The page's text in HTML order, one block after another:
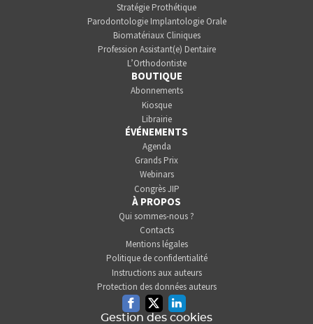
Stratégie Prothétique
Parodontologie Implantologie Orale
Biomatériaux Cliniques
Profession Assistant(e) Dentaire
L’Orthodontiste
BOUTIQUE
Abonnements
Kiosque
Librairie
ÉVÉNEMENTS
Agenda
Grands Prix
Webinars
Congrès JIP
À PROPOS
Qui sommes-nous ?
Contacts
Mentions légales
Politique de confidentialité
Instructions aux auteurs
Protection des données auteurs
FacebookTwitterLinkedin
Gestion des cookies